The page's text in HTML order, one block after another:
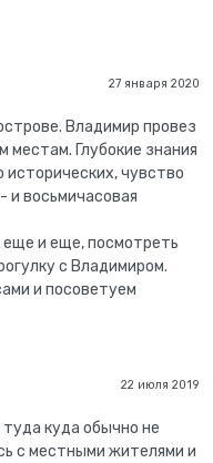
27 января 2020
Владимир провез
местам. Глубокие знания
исторических, чувство
и восьмичасовая
еще и еще, посмотреть
с Владимиром.
и посоветуем
22 июля 2019
куда обычно не
с местными жителями и